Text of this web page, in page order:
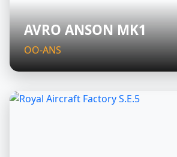
AVRO ANSON MK1
OO-ANS